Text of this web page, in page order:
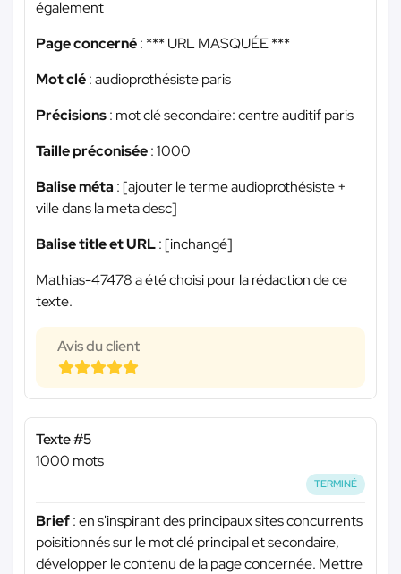
également
Page concerné: *** URL MASQUÉE ***
Mot clé: audioprothésiste paris
Précisions: mot clé secondaire: centre auditif paris
Taille préconisée: 1000
Balise méta : [ajouter le terme audioprothésiste +
ville dans la meta desc]
Balise title et URL: [inchangé]
Mathias-47478 a été choisi pour la rédaction de ce
texte.
Avis du client
Texte #5
1000 mots
TERMINÉ
Brief: en s'inspirant des principaux sites concurrents
poisitionnés sur le mot clé principal et secondaire,
développer le contenu de la page concernée. Mettre